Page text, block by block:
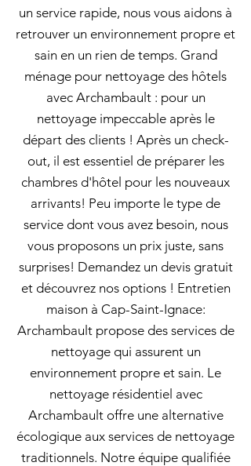
un service rapide, nous vous aidons à
retrouver un environnement propre et
sain en un rien de temps. Grand
ménage pour nettoyage des hôtels
avec Archambault : pour un
nettoyage impeccable après le
départ des clients ! Après un check-
out, il est essentiel de préparer les
chambres d'hôtel pour les nouveaux
arrivants! Peu importe le type de
service dont vous avez besoin, nous
vous proposons un prix juste, sans
surprises! Demandez un devis gratuit
et découvrez nos options ! Entretien
maison à Cap-Saint-Ignace:
Archambault propose des services de
nettoyage qui assurent un
environnement propre et sain. Le
nettoyage résidentiel avec
Archambault offre une alternative
écologique aux services de nettoyage
traditionnels. Notre équipe qualifiée